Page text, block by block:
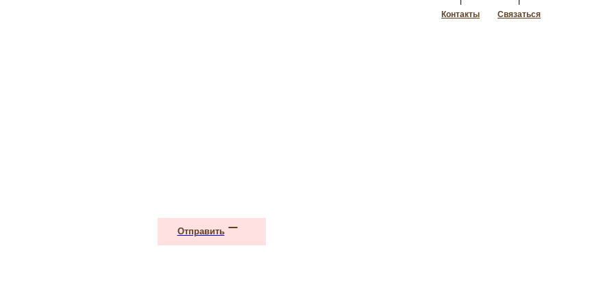
Контакты Связаться
Отправить